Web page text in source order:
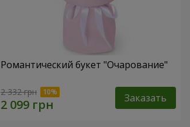
Романтический букет "Очарование"
2 332 грн Заказать